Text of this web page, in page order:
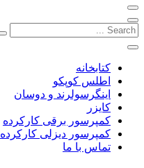
کتابخانه
اطلس کوپکو
اینگرسولرند و دوسان
کایزر
کمپرسور برقی کارکرده
کمپرسور دیزلی کارکرده
تماس با ما